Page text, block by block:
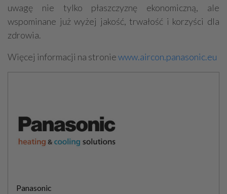
uwagę nie tylko płaszczyznę ekonomiczną, ale
wspominane już wyżej jakość, trwałość i korzyści dla
zdrowia.
Więcej informacji na stroniewww.aircon.panasonic.eu
Panasonic